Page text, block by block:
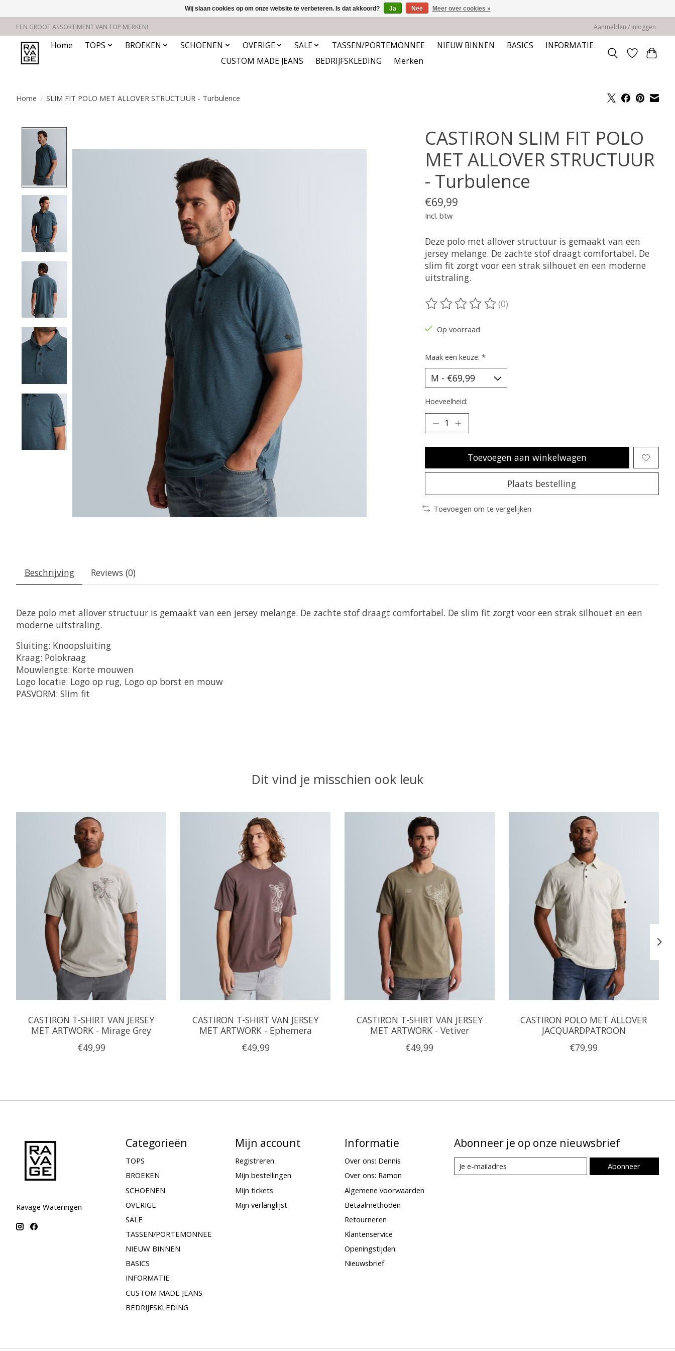
EEN GROOT ASSORTIMENT VAN TOP MERKEN! Aanmelden / Inloggen
Home TOPS BROEKEN SCHOENEN OVERIGE SALE TASSEN/PORTEMONNEE NIEUW BINNEN BASICS
INFORMATIE
CUSTOM MADE JEANS
BEDRIJFSKLEDING Merken
Home / SLIM FIT POLO MET ALLOVER STRUCTUUR - Turbulence
CASTIRON SLIM FIT POLO
MET ALLOVER STRUCTUUR
- Turbulence
€69,99
Incl. btw
Deze polo met allover structuur is gemaakt van een
jersey melange. De zachte stof draagt comfortabel. De
slim fit zorgt voor een strak silhouet en een moderne
uitstraling.
De beoordeling van dit product is
(0)
Op voorraad
Maak een keuze: *
Hoeveelheid:
Toevoegen aan winkelwagen
Plaats bestelling
Toevoegen om te vergelijken
Beschrijving Reviews (0)
Deze polo met allover structuur is gemaakt van een jersey melange. De zachte stof draagt comfortabel. De slim fit zorgt voor een strak silhouet en een
moderne uitstraling.
Sluiting: Knoopsluiting
Kraag: Polokraag
Mouwlengte: Korte mouwen
Logo locatie: Logo op rug, Logo op borst en mouw
PASVORM: Slim fit
Dit vind je misschien ook leuk
Items van productcarrousel
CASTIRON T-SHIRT VAN JERSEY
MET ARTWORK - Mirage Grey
€49,99
CASTIRON T-SHIRT VAN JERSEY
MET ARTWORK - Ephemera
€49,99
CASTIRON T-SHIRT VAN JERSEY
MET ARTWORK - Vetiver
€49,99
CASTIRON POLO MET ALLOVER
JACQUARDPATROON
€79,99
Ravage Wateringen
Categorieën
TOPS
BROEKEN
SCHOENEN
OVERIGE
SALE
TASSEN/PORTEMONNEE
NIEUW BINNEN
BASICS
INFORMATIE
CUSTOM MADE JEANS
BEDRIJFSKLEDING
Mijn account
Registreren
Mijn bestellingen
Mijn tickets
Mijn verlanglijst
Informatie
Over ons: Dennis
Over ons: Ramon
Algemene voorwaarden
Betaalmethoden
Retourneren
Klantenservice
Openingstijden
Nieuwsbrief
Abonneer je op onze nieuwsbrief
Abonneer
Wij slaan cookies op om onze website te verbeteren. Is dat akkoord? Ja Nee Meer over cookies »